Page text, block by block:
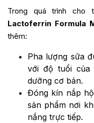
Trong quá trình cho
Lactoferrin Formula
thêm:
Pha lượng sữa
với độ tuổi của
dưỡng cơ bản.
Đóng kín nắp
sản phẩm nơi
nắng trực tiếp.